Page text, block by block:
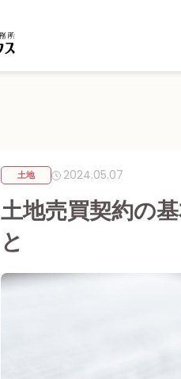
土地 2024.05.07
土地売買契約の
と